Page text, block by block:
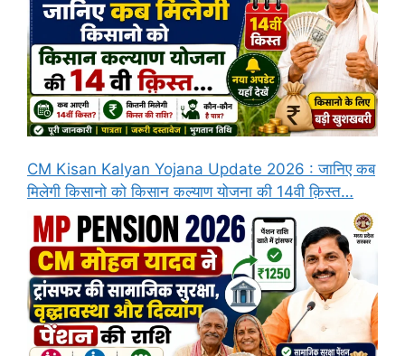
CM Kisan Kalyan Yojana Update 2026 : जानिए कब
मिलेगी किसानो को किसान कल्याण योजना की 14वी क़िस्त…